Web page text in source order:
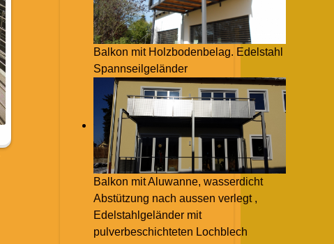
Balkon mit Holzbodenbelag. Edelstahl
Spannseilgeländer
Balkon mit Aluwanne, wasserdicht
Abstützung nach aussen verlegt ,
Edelstahlgeländer mit
pulverbeschichteten Lochblech